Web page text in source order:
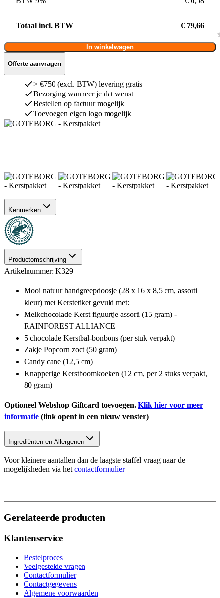
Totaal incl. BTW € 79,66
In winkelwagen
Offerte aanvragen
> €750 (excl. BTW) levering gratis
Bezorging wanneer je dat wenst
Bestellen op factuur mogelijk
Toevoegen eigen logo mogelijk
Kenmerken
Productomschrijving
Artikelnummer: K329
Mooi natuur handgreepdoosje (28 x 16 x 8,5 cm, assorti
kleur) met Kerstetiket gevuld met:
Melkchocolade Kerst figuurtje assorti (15 gram) -
RAINFOREST ALLIANCE
5 chocolade Kerstbal-bonbons (per stuk verpakt)
Zakje Popcorn zoet (50 gram)
Candy cane (12,5 cm)
Knapperige Kerstboomkoeken (12 cm, per 2 stuks verpakt,
80 gram)
Optioneel Webshop Giftcard toevoegen. Klik hier voor meer
informatie (link opent in een nieuw venster)
Ingrediënten en Allergenen
Voor kleinere aantallen dan de laagste staffel vraag naar de
mogelijkheden via hetcontactformulier
Gerelateerde producten
Klantenservice
Bestelproces
Veelgestelde vragen
Contactformulier
Contactgegevens
Algemene voorwaarden